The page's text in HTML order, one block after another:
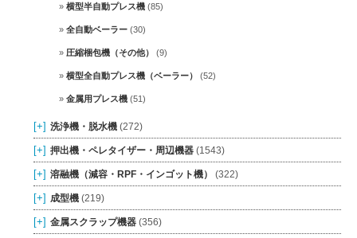
横型半自動プレス機 (85)
全自動ベーラー (30)
圧縮梱包機（その他） (9)
横型全自動プレス機（ベーラー） (52)
金属用プレス機 (51)
[+] 洗浄機・脱水機 (272)
[+] 押出機・ペレタイザー・周辺機器 (1543)
[+] 溶融機（減容・RPF・インゴット機） (322)
[+] 成型機 (219)
[+] 金属スクラップ機器 (356)